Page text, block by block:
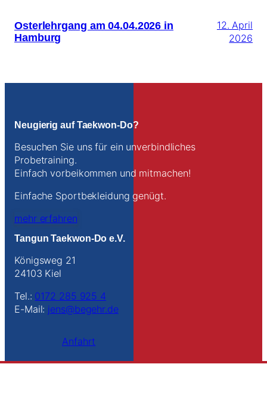
Osterlehrgang am 04.04.2026 in
Hamburg
12. April
2026
Neugierig auf Taekwon-Do?
Besuchen Sie uns für ein unverbindliches
Probetraining.
Einfach vorbeikommen und mitmachen!
Einfache Sportbekleidung genügt.
mehr erfahren
Tangun Taekwon-Do e.V.
Königsweg 21
24103 Kiel
Tel.: 0172 285 925 4
E-Mail: jens@begehr.de
Anfahrt